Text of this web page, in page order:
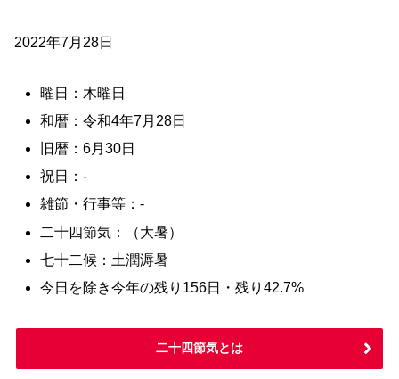
2022年7月28日
曜日：木曜日
和暦：令和4年7月28日
旧暦：6月30日
祝日：-
雑節・行事等：-
二十四節気：（大暑）
七十二候：土潤溽暑
今日を除き今年の残り156日・残り42.7%
二十四節気とは